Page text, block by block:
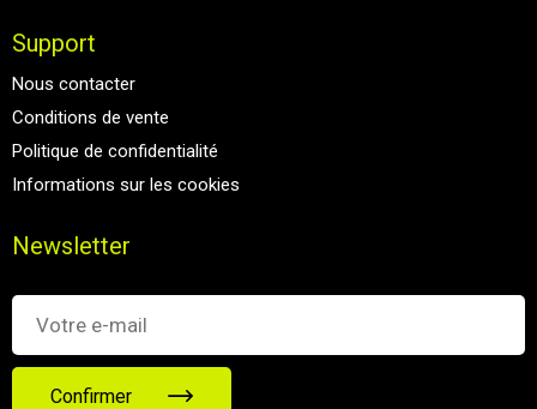
Support
Nous contacter
Conditions de vente
Politique de confidentialité
Informations sur les cookies
Newsletter
Confirmer